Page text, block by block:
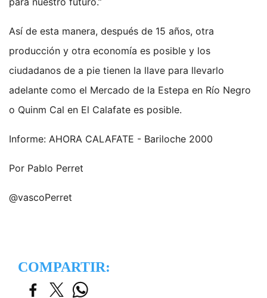
Así de esta manera, después de 15 años, otra
producción y otra economía es posible y los
ciudadanos de a pie tienen la llave para llevarlo
adelante como el Mercado de la Estepa en Río Negro
o Quinm Cal en El Calafate es posible.
Informe: AHORA CALAFATE - Bariloche 2000
Por Pablo Perret
@vascoPerret
COMPARTIR: